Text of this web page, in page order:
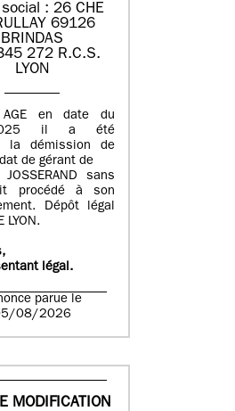
: 26 CHE
69126
BRINDAS
272 R.C.S.
LYON
AGE en date du
il a été
la démission de
de gérant de
JOSSERAND sans
procédé à son
Dépôt légal
LYON.
légal.
parue le
08/2026
MODIFICATION